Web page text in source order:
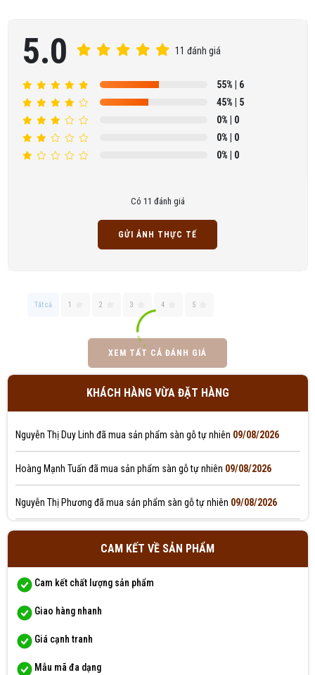
5.0 11 đánh giá
55% | 6
45% | 5
0% | 0
0% | 0
0% | 0
Có 11 đánh giá
GỬI ẢNH THỰC TẾ
Tất cả 1 2 3 4 5
XEM TẤT CẢ ĐÁNH GIÁ
KHÁCH HÀNG VỪA ĐẶT HÀNG
Hồ Thị Anh Thư đã mua sản phẩm sàn gỗ tự nhiên
Văn Thị Mỹ Linh đã mua sản phẩm sàn gỗ tự nhiên
Trần Xuân Hóa đã mua sản phẩm sàn gỗ tự nhiên09/08/2026
Võ Thị Quỳnh Châu đã mua sản phẩm sàn gỗ tự nhiên
Nguyễn Thị Duy Linh đã mua sản phẩm sàn gỗ tự nhiên 09/08/2026
Hoàng Mạnh Tuấn đã mua sản phẩm sàn gỗ tự nhiên 09/08/2026
Nguyễn Thị Phương đã mua sản phẩm sàn gỗ tự nhiên 09/08/2026
Huy Nguyễn đã mua sản phẩm sàn gỗ tự nhiên09/08/2026
Lê Ngọc Hoàng Yến đã mua sản phẩm sàn gỗ tự nhiên
Hồ Thị Anh Thư đã mua sản phẩm sàn gỗ tự nhiên
Văn Thị Mỹ Linh đã mua sản phẩm sàn gỗ tự nhiên
CAM KẾT VỀ SẢN PHẨM
Cam kết chất lượng sản phẩm
Giao hàng nhanh
Giá cạnh tranh
Mẫu mã đa dạng